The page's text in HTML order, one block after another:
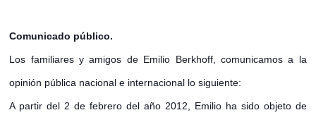
Comunicado público.
Los familiares y amigos de Emilio Berkhoff, comunicamos a la
opinión pública nacional e internacional lo siguiente:
A partir del 2 de febrero del año 2012, Emilio ha sido objeto de